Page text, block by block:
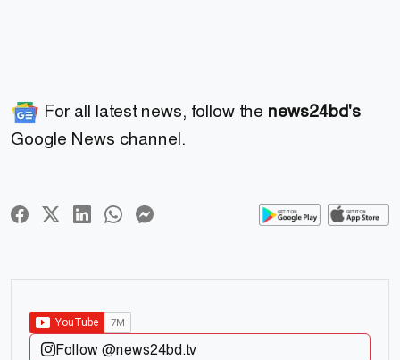
For all latest news, follow the news24bd's
Google News channel.
Follow @news24bd.tv